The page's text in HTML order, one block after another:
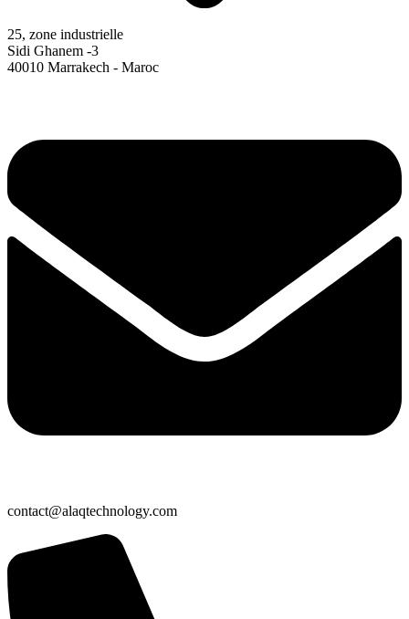
25, zone industrielle
Sidi Ghanem -3
40010 Marrakech - Maroc
contact@alaqtechnology.com